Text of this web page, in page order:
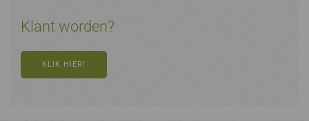
Klant worden?
KLIK HIER!